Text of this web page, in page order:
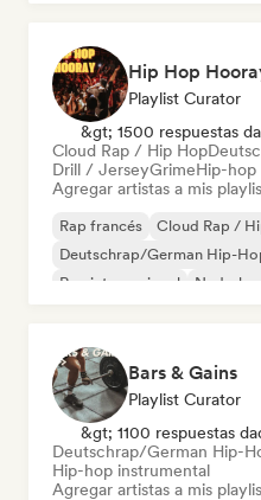
Playlist Curator
&gt; 1500 respuestas
Cloud Rap / Hip Hop
Drill / JerseyGrimeHip-hop
Agregar artistas a mis
Rap francés
Cloud Rap /
Deutschrap/German Hip-
Rap internacional
Bars & Gains
Playlist Curator
&gt; 1100 respuestas
Deutschrap/German Hip-
Hip-hop instrumental
Agregar artistas a mis